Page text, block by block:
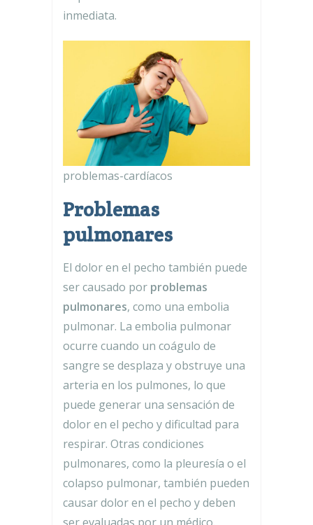
inmediata.
problemas-cardíacos
Problemas
pulmonares
El dolor en el pecho también puede
ser causado por problemas
pulmonares, como una embolia
pulmonar. La embolia pulmonar
ocurre cuando un coágulo de
sangre se desplaza y obstruye una
arteria en los pulmones, lo que
puede generar una sensación de
dolor en el pecho y dificultad para
respirar. Otras condiciones
pulmonares, como la pleuresía o el
colapso pulmonar, también pueden
causar dolor en el pecho y deben